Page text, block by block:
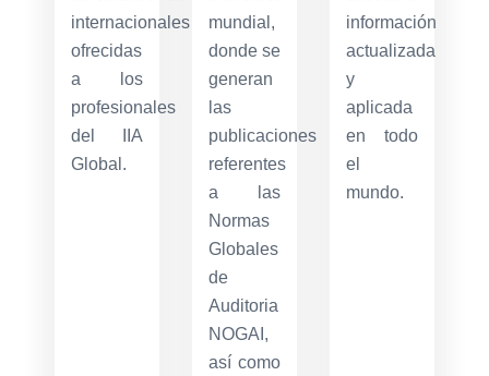
internacionales
ofrecidas
a los
profesionales
del IIA
Global.
mundial,
donde se
generan
las
publicaciones
referentes
a las
Normas
Globales
de
Auditoria
NOGAI,
así como
información
actualizada
y
aplicada
en todo
el
mundo.